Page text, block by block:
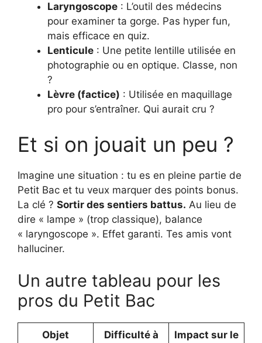
Laryngoscope : L’outil des médecins
pour examiner ta gorge. Pas hyper fun,
mais efficace en quiz.
Lenticule : Une petite lentille utilisée en
photographie ou en optique. Classe, non
?
Lèvre (factice) : Utilisée en maquillage
pro pour s’entraîner. Qui aurait cru ?
Et si on jouait un peu ?
Imagine une situation : tu es en pleine partie de
Petit Bac et tu veux marquer des points bonus.
La clé ? Sortir des sentiers battus. Au lieu de
dire « lampe » (trop classique), balance
« laryngoscope ». Effet garanti. Tes amis vont
halluciner.
Un autre tableau pour les
pros du Petit Bac
Objet
Difficulté à
Impact sur le